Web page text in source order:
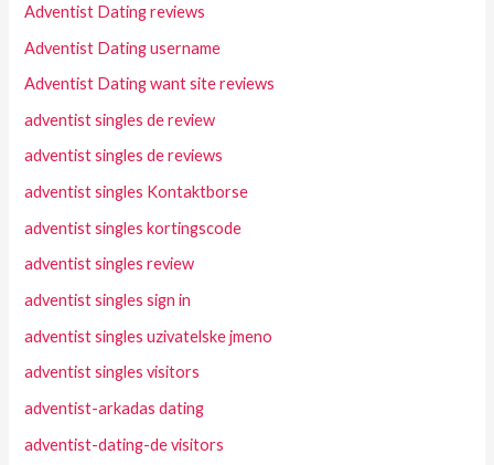
Adventist Dating reviews
Adventist Dating username
Adventist Dating want site reviews
adventist singles de review
adventist singles de reviews
adventist singles Kontaktborse
adventist singles kortingscode
adventist singles review
adventist singles sign in
adventist singles uzivatelske jmeno
adventist singles visitors
adventist-arkadas dating
adventist-dating-de visitors